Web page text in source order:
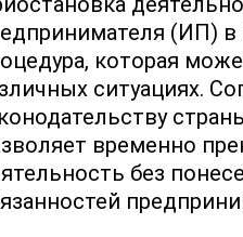
(ИП) в
которая
ситуациях.
временно
без